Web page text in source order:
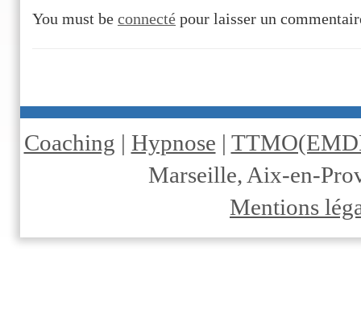
You must be connecté pour laisser un
Coaching | Hypnose |
Marseille, Aix-en-
Mentions